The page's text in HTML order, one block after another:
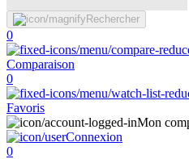
Rechercher
0
Comparaison
0
Favoris
Mon
Connexion
0